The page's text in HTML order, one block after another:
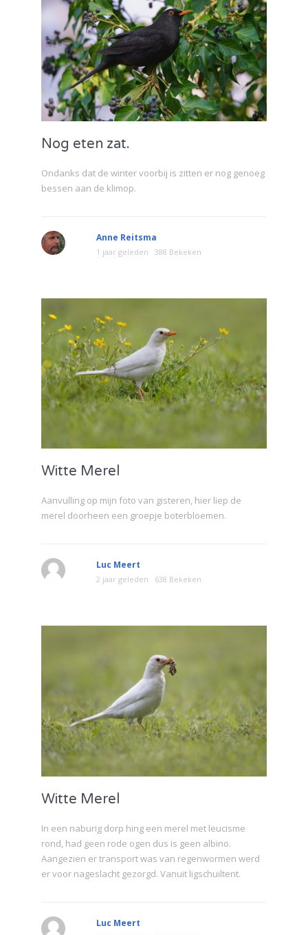
Nog eten zat.
Ondanks dat de winter voorbij is zitten er nog genoeg
bessen aan de klimop.
Anne Reitsma
1 jaar geleden 388 Bekeken
Witte Merel
Aanvulling op mijn foto van gisteren, hier liep de
merel doorheen een groepje boterbloemen.
Luc Meert
2 jaar geleden 638 Bekeken
Witte Merel
In een naburig dorp hing een merel met leucisme
rond, had geen rode ogen dus is geen albino.
Aangezien er transport was van regenwormen werd
er voor nageslacht gezorgd. Vanuit ligschuiltent.
Luc Meert